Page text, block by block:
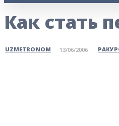
Как стать
UZMETRONOM 13/06/2006